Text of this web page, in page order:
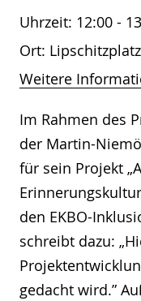
Uhrzeit: 12:00 -
Ort:
Weitere
Im Rahmen des
der Martin-
für sein Projekt
den EKBO-
schreibt dazu:
gedacht wird.”